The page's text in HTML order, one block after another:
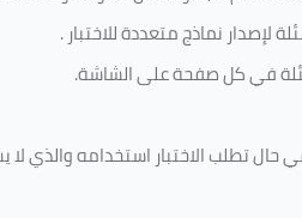
نماذج متعددة للاختبار.
في كل صفحة على الشاشة.
حال تطلب الاختبار استخدامه والذي